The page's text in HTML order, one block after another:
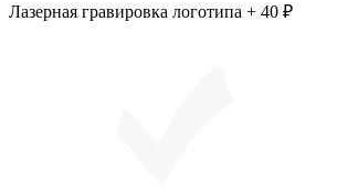
Лазерная гравировка логотипа + 40 ₽